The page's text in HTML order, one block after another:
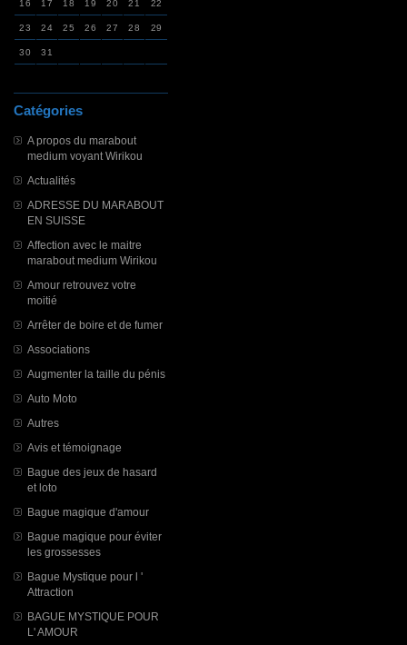
16 17 18 19 20 21 22
23 24 25 26 27 28 29
30 31
Catégories
A propos du marabout
medium voyant Wirikou
Actualités
ADRESSE DU MARABOUT
EN SUISSE
Affection avec le maitre
marabout medium Wirikou
Amour retrouvez votre
moitié
Arrêter de boire et de fumer
Associations
Augmenter la taille du pénis
Auto Moto
Autres
Avis et témoignage
Bague des jeux de hasard
et loto
Bague magique d'amour
Bague magique pour éviter
les grossesses
Bague Mystique pour l '
Attraction
BAGUE MYSTIQUE POUR
L' AMOUR